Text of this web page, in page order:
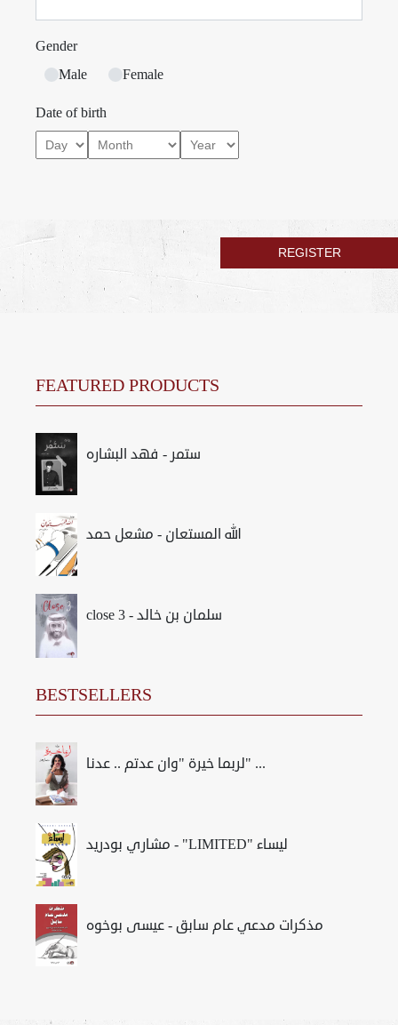
Gender
Male
Female
Date of birth
FEATURED PRODUCTS
ستمر - فهد البشاره
الله المستعان - مشعل حمد
close 3 - سلمان بن خالد
BESTSELLERS
لربما خيرة "وان عدتم .. عدنا" ...
مشاري بودريد - "LIMITED" ليساء
مذكرات مدعي عام سابق - عيسى بوخوه